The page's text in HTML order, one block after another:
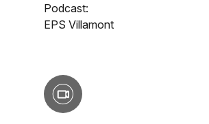
Podcast:
EPS Villamont